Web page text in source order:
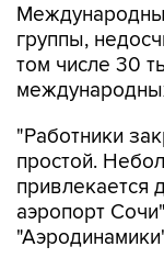
группы,
том числе 30
"Работники
простой.
привлекается
аэропорт